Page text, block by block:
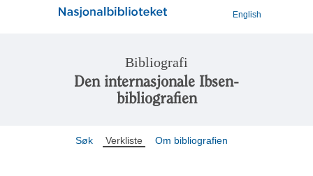
English
Bibliografi
Den internasjonale Ibsen-
bibliografien
Søk Verkliste Om bibliografien